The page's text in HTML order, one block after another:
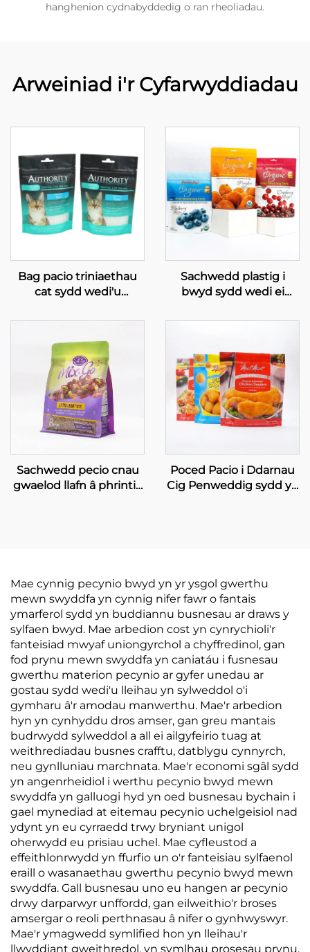
hanghenion cydnabyddedig o ran rheoliadau.
Arweiniad i'r Cyfarwyddiadau
Bag pacio triniaethau
cat sydd wedi'u
gyfer bwyd cat â
chlosiwl a ellir ei ailgau
Sachwedd plastig i
bwyd sydd wedi ei
ychwanegol, sachwedd
Sachwedd pecio cnau
gwaelod llafn â phrintio
Poced Pacio i Ddarnau
Cig Penweddig sydd yn
Mae cynnig pecynio bwyd yn yr ysgol gwerthu
mewn swyddfa yn cynnig nifer fawr o fantais
ymarferol sydd yn buddiannu busnesau ar draws y
sylfaen bwyd. Mae arbedion cost yn cynrychioli'r
fanteisiad mwyaf uniongyrchol a chyffredinol, gan
fod prynu mewn swyddfa yn caniatáu i fusnesau
gwerthu materion pecynio ar gyfer unedau ar
gostau sydd wedi'u lleihau yn sylweddol o'i
gymharu â'r amodau manwerthu. Mae'r arbedion
hyn yn cynhyddu dros amser, gan greu mantais
budrwydd sylweddol a all ei ailgyfeirio tuag at
weithrediadau busnes crafftu, datblygu cynnyrch,
neu gynlluniau marchnata. Mae'r economi sgâl sydd
yn angenrheidiol i werthu pecynio bwyd mewn
swyddfa yn galluogi hyd yn oed busnesau bychain i
gael mynediad at eitemau pecynio uchelgeisiol nad
ydynt yn eu cyrraedd trwy bryniant unigol
oherwydd eu prisiau uchel. Mae cyfleustod a
effeithlonrwydd yn ffurfio un o'r fanteisiau sylfaenol
eraill o wasanaethau gwerthu pecynio bwyd mewn
swyddfa. Gall busnesau uno eu hangen ar pecynio
drwy darparwyr unffordd, gan eilweithio'r broses
amsergar o reoli perthnasau â nifer o gynhwyswyr.
Mae'r ymagwedd symlified hon yn lleihau'r
llwyddiant gweithredol, yn symlhau prosesau prynu,